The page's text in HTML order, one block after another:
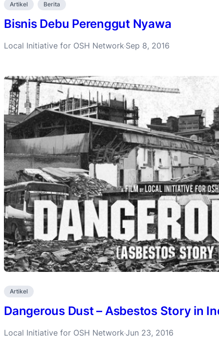
Artikel Berita
Bisnis Debu Perenggut Nyawa
Local Initiative for OSH Network·Sep 8, 2016
Artikel
Dangerous Dust – Asbestos Story in
Local Initiative for OSH Network·Jun 23, 2016